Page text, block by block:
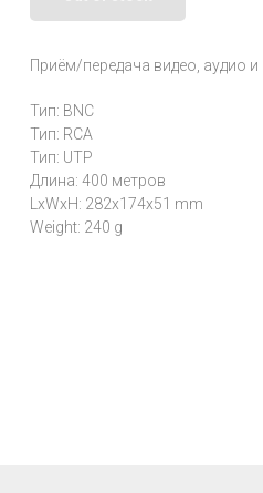
Приём/передача видео, аудио
Тип: BNC
Тип: RCA
Тип: UTP
Длина: 400 метров
LxWxH: 282x174x51 mm
Weight: 240 g